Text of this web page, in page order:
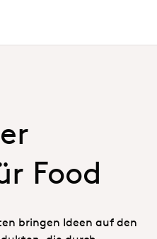
Food
bringen Ideen auf den